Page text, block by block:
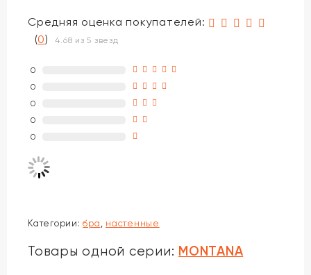
Средняя оценка покупателей:
(0)4.68 из 5 звезд
0
0
0
0
0
Категории:бра настенные
Товары одной серии: MONTANA